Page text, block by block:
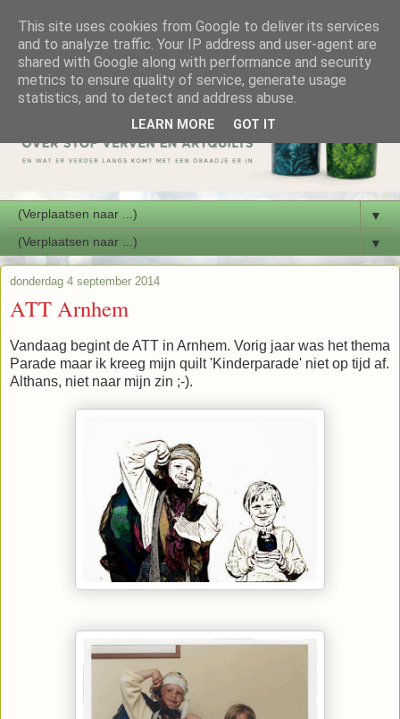
▼
▼
donderdag 4 september 2014
ATT Arnhem
Vandaag begint de ATT in Arnhem. Vorig jaar was het thema
Parade maar ik kreeg mijn quilt 'Kinderparade' niet op tijd af.
Althans, niet naar mijn zin ;-).
This site uses cookies from Google to deliver its services
and to analyze traffic. Your IP address and user-agent are
shared with Google along with performance and security
metrics to ensure quality of service, generate usage
statistics, and to detect and address abuse.
LEARN MORE GOT IT